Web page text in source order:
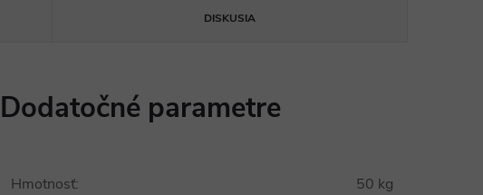
DISKUSIA
Dodatočné parametre
Hmotnosť: 50 kg